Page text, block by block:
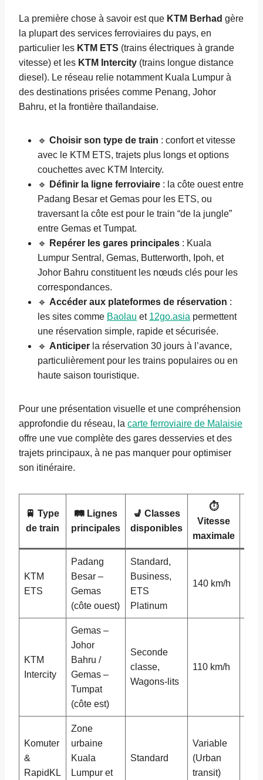
La première chose à savoir est que KTM Berhad gère
la plupart des services ferroviaires du pays, en
particulier les KTM ETS (trains électriques à grande
vitesse) et les KTM Intercity (trains longue distance
diesel). Le réseau relie notamment Kuala Lumpur à
des destinations prisées comme Penang, Johor
Bahru, et la frontière thaïlandaise.
🔹 Choisir son type de train : confort et vitesse
avec le KTM ETS, trajets plus longs et options
couchettes avec KTM Intercity.
🔹
Définir la ligne ferroviaire : la côte ouest entre
Padang Besar et Gemas pour les ETS, ou
traversant la côte est pour le train “de la jungle”
entre Gemas et Tumpat.
🔹
Repérer les gares principales : Kuala
Lumpur Sentral, Gemas, Butterworth, Ipoh, et
Johor Bahru constituent les nœuds clés pour les
correspondances.
🔹 Accéder aux plateformes de réservation :
les sites comme Baolau et 12go.asia permettent
une réservation simple, rapide et sécurisée.
🔹 Anticiper la réservation 30 jours à l’avance,
particulièrement pour les trains populaires ou en
haute saison touristique.
Pour une présentation visuelle et une compréhension
approfondie du réseau, la carte ferroviaire de Malaisie
offre une vue complète des gares desservies et des
trajets principaux, à ne pas manquer pour optimiser
son itinéraire.
🚆 Type
de train
🛤️ Lignes
principales
💺 Classes
disponibles
⏱️
Vitesse
maximale
KTM
ETS
Padang
Besar –
Gemas
(côte ouest)
Standard,
Business,
ETS
Platinum
140 km/h
KTM
Intercity
Gemas –
Johor
Bahru /
Gemas –
Tumpat
(côte est)
Seconde
classe,
Wagons-lits
110 km/h
Komuter
&
RapidKL
Zone
urbaine
Kuala
Lumpur et
Standard
Variable
(Urban
transit)